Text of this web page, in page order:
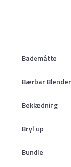
Bademåtte
Bærbar Blender
Beklædning
Bryllup
Bundle